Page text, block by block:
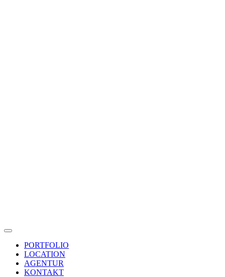
PORTFOLIO
LOCATION
AGENTUR
KONTAKT